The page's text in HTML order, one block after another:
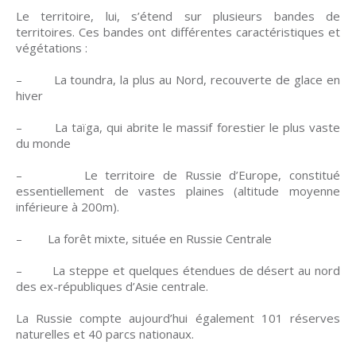
Le territoire, lui, s’étend sur plusieurs bandes de
territoires. Ces bandes ont différentes caractéristiques et
végétations :
– La toundra, la plus au Nord, recouverte de glace en
hiver
– La taïga, qui abrite le massif forestier le plus vaste
du monde
– Le territoire de Russie d’Europe, constitué
essentiellement de vastes plaines (altitude moyenne
inférieure à 200m).
– La forêt mixte, située en Russie Centrale
– La steppe et quelques étendues de désert au nord
des ex-républiques d’Asie centrale.
La Russie compte aujourd’hui également 101 réserves
naturelles et 40 parcs nationaux.